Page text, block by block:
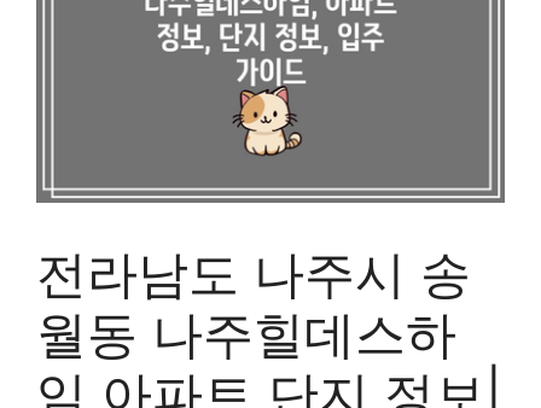
전라남도 나주시 송
월동 나주힐데스하
임 아파트 단지 정보|